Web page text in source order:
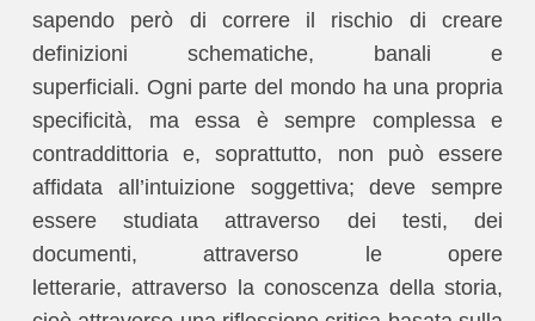
sapendo però di correre il rischio di creare
definizioni schematiche, banali e
superficiali. Ogni parte del mondo ha una propria
specificità, ma essa è sempre complessa e
contraddittoria e, soprattutto, non può essere
affidata all’intuizione soggettiva; deve sempre
essere studiata attraverso dei testi, dei
documenti, attraverso le opere
letterarie, attraverso la conoscenza della storia,